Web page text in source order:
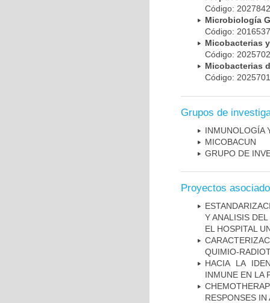
Código:
Microbiología
Código:
Micobacterias
Código:
Micobacterias
Código:
Grupos de
INMUNOLOGÍA
MICOBAC­UN
GRUPO DE
Proyectos
Y ANALISIS
EL HOSPITAL
QUIMIO-
HACIA LA
INMUNE EN LA
RESPONSES IN